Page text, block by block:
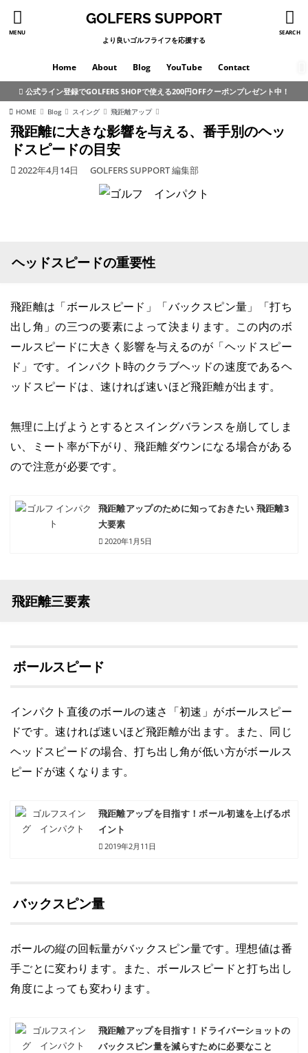
MENU SEARCH
GOLFERS SUPPORT
より良いゴルフライフを応援する
Home About Blog YouTube Contact
公式ライン登録でGOLFERS SHOPで使える200円OFFクーポンプレゼント中！
HOME Blog スイング 飛距離アップ
飛距離に大きな影響を与える、番手別のヘッ
ドスピードの目安
2022年4月14日 GOLFERS SUPPORT 編集部
ヘッドスピードの重要性
飛距離は「ボールスピード」「バックスピン量」「打ち
出し角」の三つの要素によって決まります。この内のボ
ールスピードに大きく影響を与えるのが「ヘッドスピー
ド」です。インパクト時のクラブヘッドの速度であるヘ
ッドスピードは、速ければ速いほど飛距離が出ます。
無理に上げようとするとスイングバランスを崩してしま
い、ミート率が下がり、飛距離ダウンになる場合がある
ので注意が必要です。
飛距離アップのために知っておきたい 飛距離3
大要素
2020年1月5日
飛距離三要素
ボールスピード
インパクト直後のボールの速さ「初速」がボールスピー
ドです。速ければ速いほど飛距離が出ます。また、同じ
ヘッドスピードの場合、打ち出し角が低い方がボールス
ピードが速くなります。
飛距離アップを目指す！ボール初速を上げるポ
イント
2019年2月11日
バックスピン量
ボールの縦の回転量がバックスピン量です。理想値は番
手ごとに変わります。また、ボールスピードと打ち出し
角度によっても変わります。
飛距離アップを目指す！ドライバーショットの
バックスピン量を減らすために必要なこと